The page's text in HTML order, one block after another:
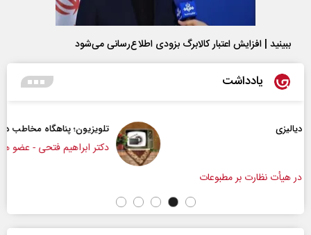
ببینید | افزایش اعتبار کالابرگ بزودی اطلاع‌رسانی می‌شود
یادداشت
تلویزیون؛ پناهگاه مخاطب در روزهای ابهام
دکتر ابراهیم فتحی - عضو هیات علمی دانشگاه صداوسیما